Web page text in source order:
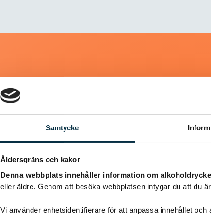
Samtycke
Åldersgräns och kakor
Denna webbplats innehåller information om
eller äldre. Genom att besöka webbplatsen intygar du att du
Vi använder enhetsidentifierare för att anpassa innehållet